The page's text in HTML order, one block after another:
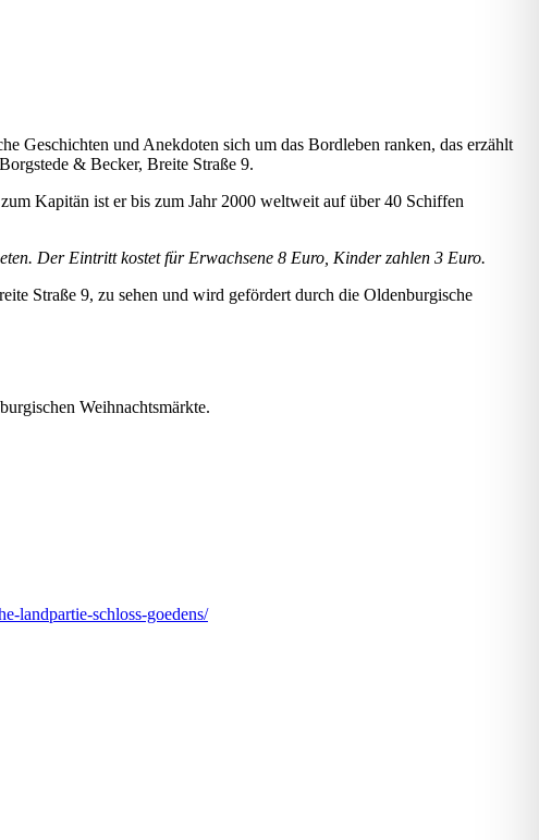
Geschichten und Anekdoten sich um das Bordleben ranken, das erzählt
& Becker, Breite Straße 9.
Kapitän ist er bis zum Jahr 2000 weltweit auf über 40 Schiffen
Der Eintritt kostet für Erwachsene 8 Euro, Kinder zahlen 3 Euro.
Straße 9, zu sehen und wird gefördert durch die Oldenburgische
Weihnachtsmärkte.
landpartie-schloss-goedens/